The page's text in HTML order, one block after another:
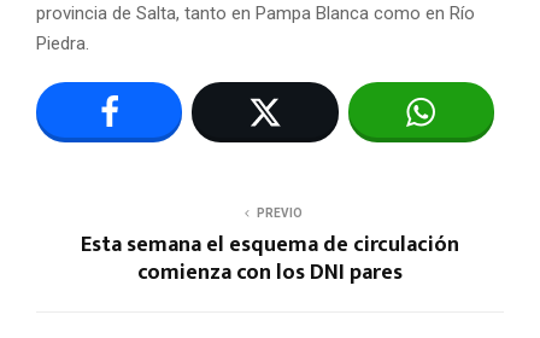
provincia de Salta, tanto en Pampa Blanca como en Río
Piedra.
PREVIO
Esta semana el esquema de circulación
comienza con los DNI pares